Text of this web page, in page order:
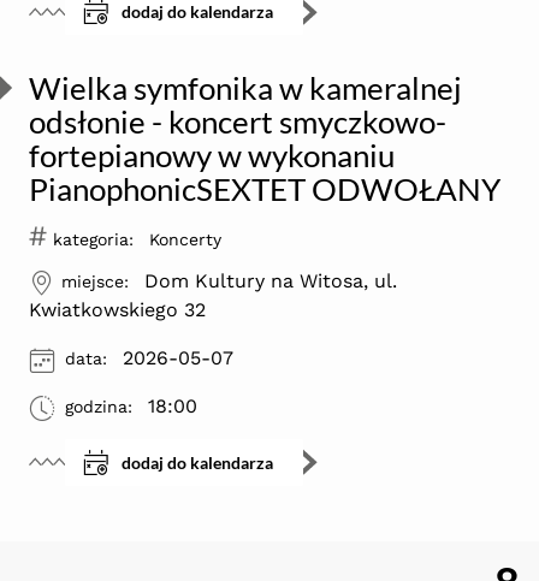
dodaj do kalendarza
Wielka symfonika w kameralnej
odsłonie - koncert smyczkowo-
fortepianowy w wykonaniu
PianophonicSEXTET ODWOŁANY
dodaj do kalendarza
# kategoria: Koncerty
ikona
miejsce:
Dom Kultury na Witosa, ul.
Kwiatkowskiego 32
ikona
data: 2026-05-07
ikona
godzina: 18:00